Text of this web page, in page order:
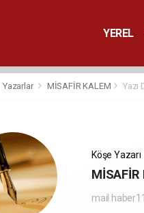
YEREL
Yazarlar MİSAFİR KALEM Yazı
Köşe Yazarı
MİSAFİR